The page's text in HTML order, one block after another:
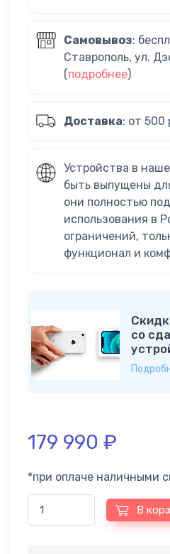
Самовывоз:
Ставрополь, ул.
(подробнее)
Доставка: от 500
Устройства в
быть выпущены
они полностью
использования в
ограничений,
функционал и
со
179 990 ₽
*при оплаче наличными
В